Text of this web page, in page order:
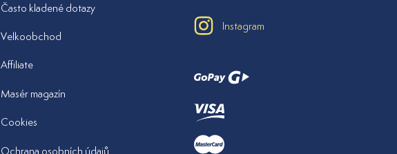
Často kladené dotazy
Velkoobchod
Affiliate
Masér magazín
Cookies
Ochrana osobních údajů
Instagram